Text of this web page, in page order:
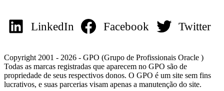
LinkedIn Facebook Twitter
Copyright 2001 - 2026 - GPO (Grupo de Profissionais Oracle )
Todas as marcas registradas que aparecem no GPO são de
propriedade de seus respectivos donos. O GPO é um site sem fins
lucrativos, e suas parcerias visam apenas a manutenção do site.